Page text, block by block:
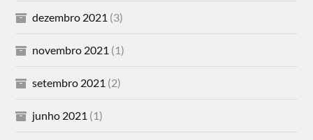
dezembro 2021 (3)
novembro 2021 (1)
setembro 2021 (2)
junho 2021 (1)